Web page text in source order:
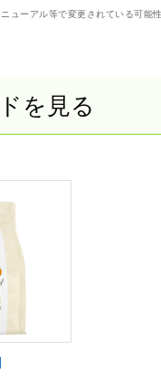
ーアル等で変更されている可能
を見る